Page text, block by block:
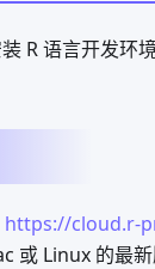
R 语言开发环
https://cloud.r-
或 Linux 的最新